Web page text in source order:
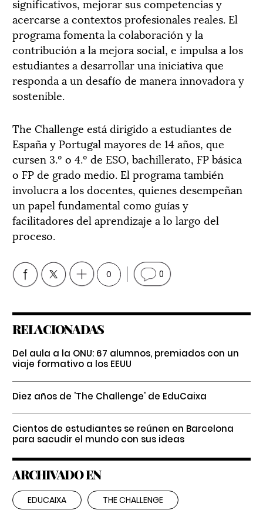
acercarse a contextos profesionales reales. El
programa fomenta la colaboración y la
contribución a la mejora social, e impulsa a los
estudiantes a desarrollar una iniciativa que
responda a un desafío de manera innovadora y
sostenible.
The Challenge está dirigido a estudiantes de
España y Portugal mayores de 14 años, que
cursen 3.º o 4.º de ESO, bachillerato, FP básica
o FP de grado medio. El programa también
involucra a los docentes, quienes desempeñan
un papel fundamental como guías y
facilitadores del aprendizaje a lo largo del
proceso.
0 0
RELACIONADAS
Del aula a la ONU: 67 alumnos, premiados con un
viaje formativo a los EEUU
Diez años de 'The Challenge' de EduCaixa
Cientos de estudiantes se reúnen en Barcelona
para sacudir el mundo con sus ideas
ARCHIVADO EN
EDUCAIXA THE CHALLENGE